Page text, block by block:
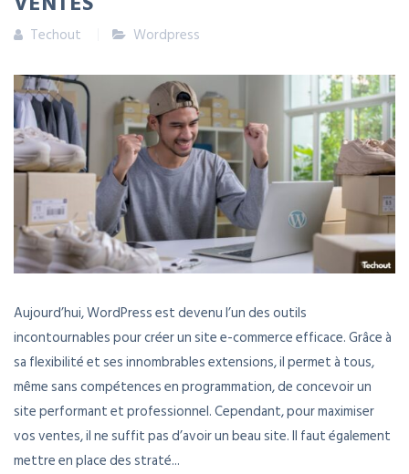
Techout Wordpress
Aujourd’hui, WordPress est devenu l’un des outils
incontournables pour créer un site e-commerce efficace. Grâce à
sa flexibilité et ses innombrables extensions, il permet à tous,
même sans compétences en programmation, de concevoir un
site performant et professionnel. Cependant, pour maximiser
vos ventes, il ne suffit pas d’avoir un beau site. Il faut également
mettre en place des straté...